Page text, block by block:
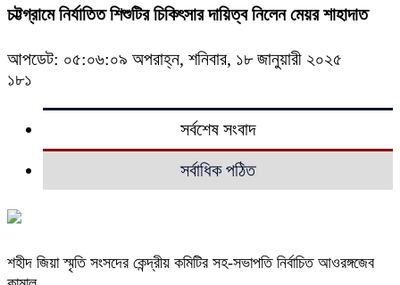
চট্টগ্রামে নির্যাতিত শিশুটির চিকিৎসার দায়িত্ব নিলেন মেয়র শাহাদাত
আপডেট: ০৫:০৬:০৯ অপরাহ্ন, শনিবার, ১৮ জানুয়ারী ২০২৫
১৮১
সর্বশেষ সংবাদ
সর্বাধিক পঠিত
শহীদ জিয়া স্মৃতি সংসদের কেন্দ্রীয় কমিটির সহ-সভাপতি নির্বাচিত আওরঙ্গজেব